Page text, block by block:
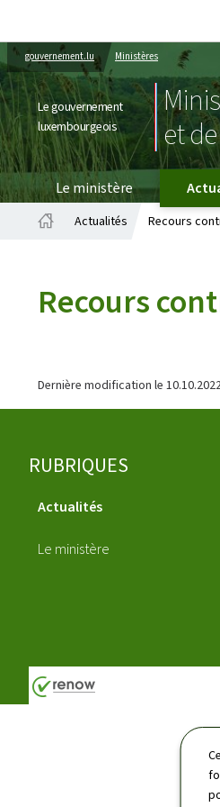
gouvernement.lu Ministères
Le gouvernement
luxembourgeois
et
Le ministère
Actualités Recours
Recours
Dernière modification le
Pied
de
RUBRIQUES
Actualités
Le ministère